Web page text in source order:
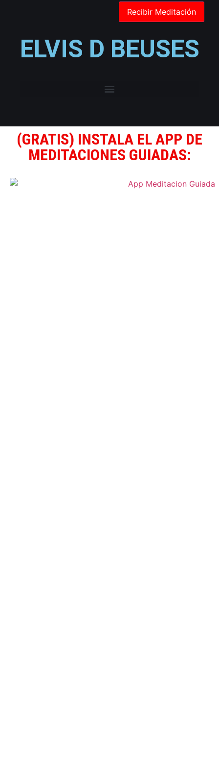
ELVIS D BEUSES
(GRATIS) INSTALA EL APP DE
MEDITACIONES GUIADAS: